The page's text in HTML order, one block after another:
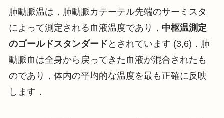
肺動脈温は，肺動脈カテーテル先端のサーミスタ
によって測定される血液温度であり， 中枢温測定
のゴールドスタンダード とされています (3,6)．肺
動脈血は全身から戻ってきた血液が混合されたも
のであり，体内の平均的な温度を最も正確に反映
します．